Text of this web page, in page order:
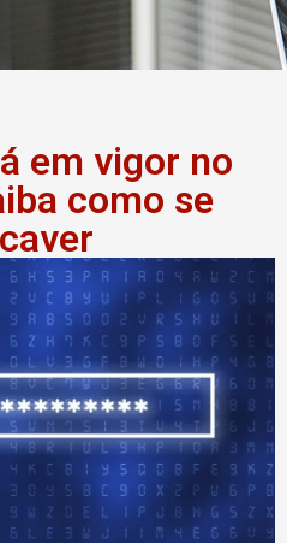
em vigor no
como se